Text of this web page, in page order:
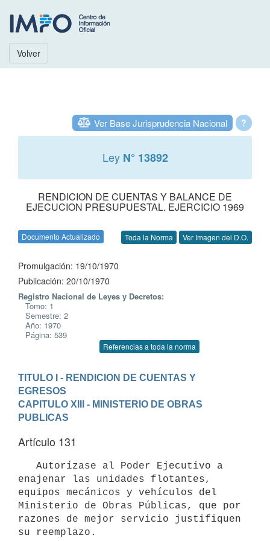
Volver
?
Ver Base Jurisprudencia Nacional
Ley N° 13892
RENDICION DE CUENTAS Y BALANCE DE
EJECUCION PRESUPUESTAL. EJERCICIO 1969
Documento Actualizado Toda la Norma Ver Imagen del D.O.
Promulgación: 19/10/1970
Publicación: 20/10/1970
Registro Nacional de Leyes y Decretos:
Tomo: 1
Semestre: 2
Año: 1970
Página: 539
Referencias a toda la norma
TITULO I - RENDICION DE CUENTAS Y
EGRESOS
CAPITULO XIII - MINISTERIO DE OBRAS
PUBLICAS
Artículo 131
enajenar las unidades flotantes,
equipos mecánicos y vehículos del
Ministerio de Obras Públicas, que por
razones de mejor servicio justifiquen
su reemplazo.